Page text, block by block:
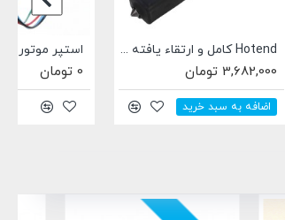
Hotend کامل و ارتقاء یافته مناسب خانواده Artillery SW-X4 استپر موتور دو فاز 14HY2214Z-8D-105 مناسب خانواده Artillery SW-X4